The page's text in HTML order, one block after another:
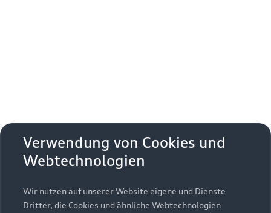
Zurück nach oben
Modelle
Alle Modelle
Kaufen & leasen
Verwendung von Cookies und
Webtechnologien
Wir nutzen auf unserer Website eigene und Dienste
Dritter, die Cookies und ähnliche Webtechnologien